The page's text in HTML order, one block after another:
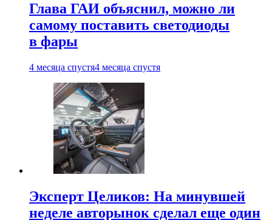
Глава ГАИ объяснил, можно ли
самому поставить светодиоды
в фары
4 месяца спустя4 месяца спустя
Эксперт Целиков: На минувшей
неделе авторынок сделал еще один